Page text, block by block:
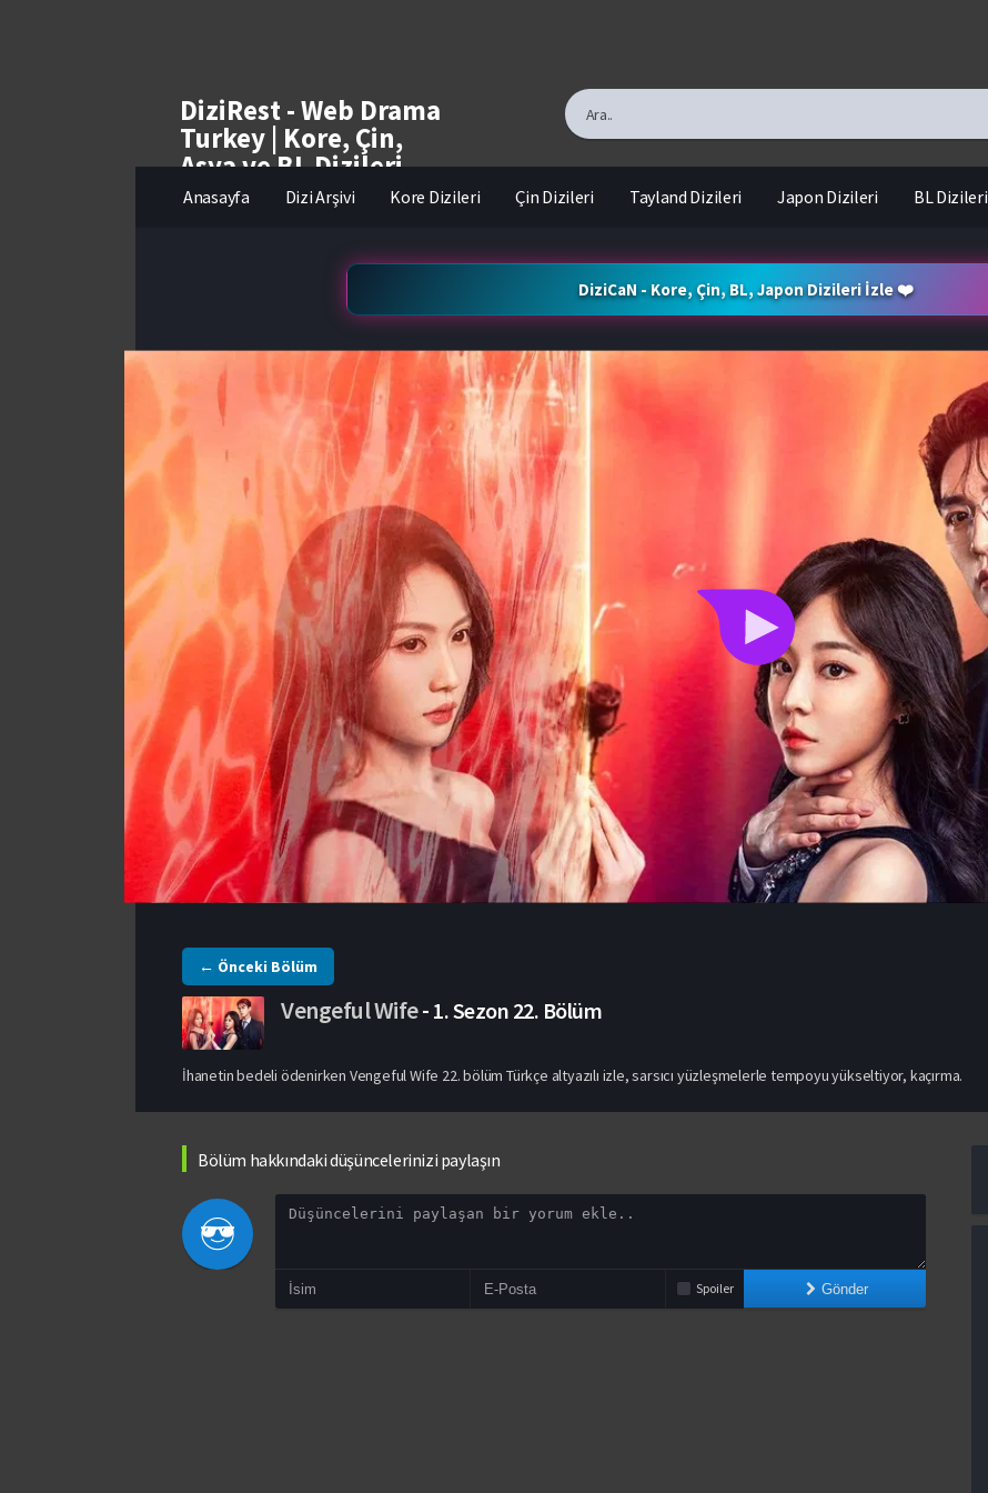
DiziRest - Web Drama
Turkey | Kore, Çin,
Asya ve BL Dizileri
izle
Anasayfa Dizi Arşivi Kore Dizileri Çin Dizileri Tayland Dizileri Japon Dizileri BL Dizileri
DiziCaN - Kore, Çin, BL, Japon Dizileri İzle ❤️
← Önceki Bölüm
Vengeful Wife- 1. Sezon 22. Bölüm
İhanetin bedeli ödenirken Vengeful Wife 22. bölüm Türkçe altyazılı izle, sarsıcı yüzleşmelerle tempoyu yükseltiyor, kaçırma.
Bölüm hakkındaki düşüncelerinizi paylaşın
Spoiler Gönder